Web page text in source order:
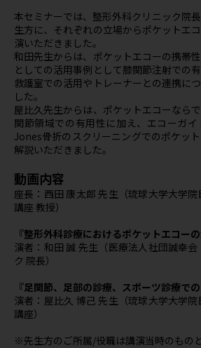
本セミナーでは、整形外科クリニック院
生方に、それぞれの立場からポケットエ
演いただきました。
和田先生からは、ポケットエコーの携帯
としての活用事例として膝関節注射での
救護室での活用やトレーナーとの連携に
した。
屋比久先生からは、ポケットエコーなら
関節領域での有用性に加え、エコーガ
Jones骨折のスクリーニングでのポケッ
解説いただきました。
動画内容
座長：西田 康太郎 先生（琉球大学大学
講座 教授）
『整形外科診療におけるポケットエコーの
演者：和田 誠 先生（医療法人社団誠幸
ク 院長）
『足関節、足部の診療、スポーツ診療で
演者：屋比久 博己 先生（琉球大学大学
講座）
※先生方のご所属/役職は講演当時のもの